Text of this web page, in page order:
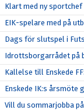
Klart med ny sportchef
EIK-spelare med på
Dags för slutspel i
Idrottsborgarrådet på
Kallelse till Enskede
Enskede IK:s årsmöte
Vill du sommarjobba